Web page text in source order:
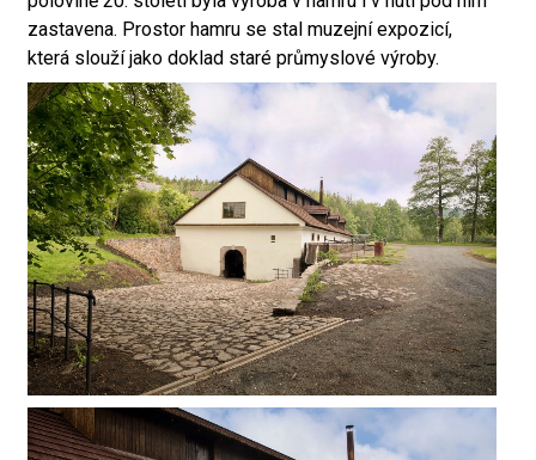
zastavena. Prostor hamru se stal muzejní expozicí,
která slouží jako doklad staré průmyslové výroby.